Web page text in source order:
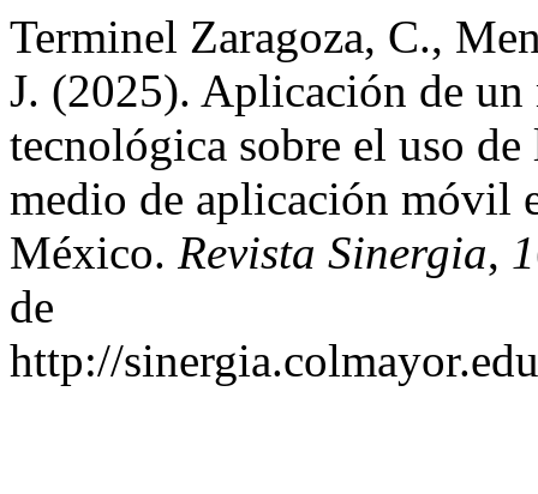
Terminel Zaragoza, C.,
J. (2025). Aplicación de un
tecnológica sobre el uso
medio de aplicación móvil
México. Revista Sinergia, 1
de
http://